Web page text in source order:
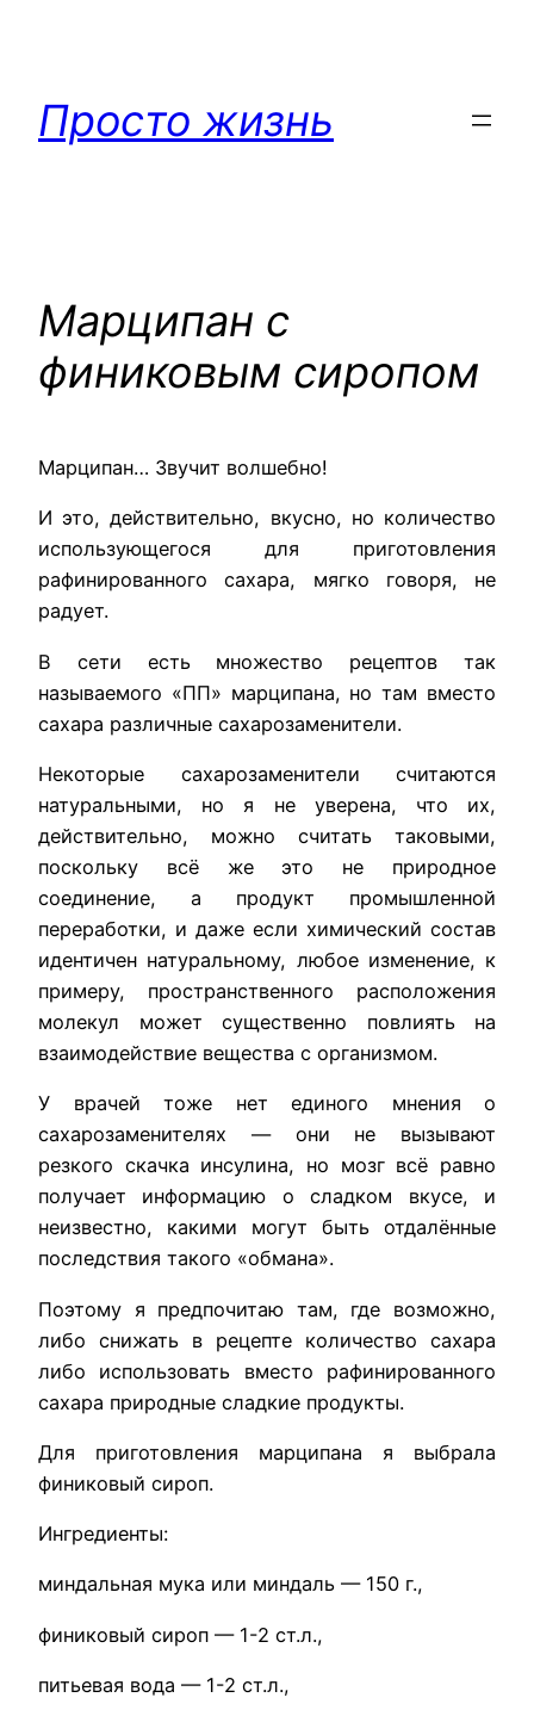
Просто жизнь
Марципан с
финиковым сиропом
Марципан… Звучит волшебно!
И это, действительно, вкусно, но количество
использующегося для приготовления
рафинированного сахара, мягко говоря, не
радует.
В сети есть множество рецептов так
называемого «ПП» марципана, но там вместо
сахара различные сахарозаменители.
Некоторые сахарозаменители считаются
натуральными, но я не уверена, что их,
действительно, можно считать таковыми,
поскольку всё же это не природное
соединение, а продукт промышленной
переработки, и даже если химический состав
идентичен натуральному, любое изменение, к
примеру, пространственного расположения
молекул может существенно повлиять на
взаимодействие вещества с организмом.
У врачей тоже нет единого мнения о
сахарозаменителях — они не вызывают
резкого скачка инсулина, но мозг всё равно
получает информацию о сладком вкусе, и
неизвестно, какими могут быть отдалённые
последствия такого «обмана».
Поэтому я предпочитаю там, где возможно,
либо снижать в рецепте количество сахара
либо использовать вместо рафинированного
сахара природные сладкие продукты.
Для приготовления марципана я выбрала
финиковый сироп.
Ингредиенты:
миндальная мука или миндаль — 150 г.,
финиковый сироп — 1-2 ст.л.,
питьевая вода — 1-2 ст.л.,